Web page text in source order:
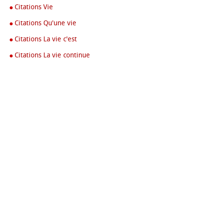
Citations Vie
Citations Qu'une vie
Citations La vie c'est
Citations La vie continue